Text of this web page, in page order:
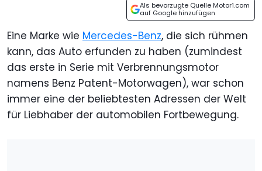
Als bevorzugte Quelle Motor1.com
auf Google hinzufügen
Eine Marke wie Mercedes-Benz, die sich rühmen
kann, das Auto erfunden zu haben (zumindest
das erste in Serie mit Verbrennungsmotor
namens Benz Patent-Motorwagen), war schon
immer eine der beliebtesten Adressen der Welt
für Liebhaber der automobilen Fortbewegung.